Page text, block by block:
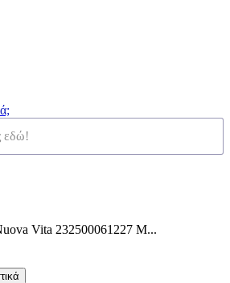
Vita 232500061227 Μ...